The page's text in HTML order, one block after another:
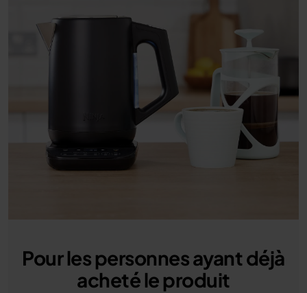
Pour les personnes ayant déjà
acheté le produit